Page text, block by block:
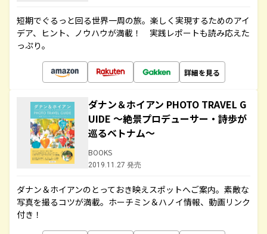
短期でぐるっと回る世界一周の旅。楽しく実現するためのアイ
デア、ヒント、ノウハウが満載！ 実践レポートも読み応えた
っぷり。
詳細を見る
ダナン＆ホイアン PHOTO TRAVEL G
UIDE ～絶景プロデューサー・詩歩が
巡るベトナム～
BOOKS
2019.11.27 発売
ダナン＆ホイアンのとっておき映えスポットへご案内。素敵な
写真を撮るコツが満載。ホーチミン＆ハノイ情報、動画リンク
付き！